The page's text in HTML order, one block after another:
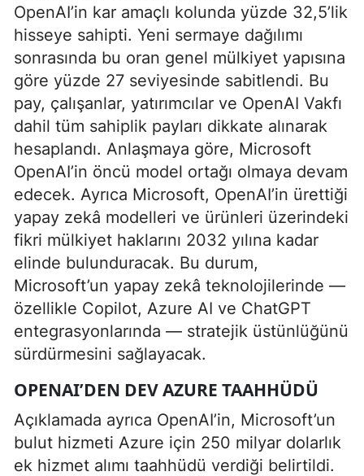
OpenAI’in kar amaçlı kolunda yüzde 32,5’lik
hisseye sahipti. Yeni sermaye dağılımı
sonrasında bu oran genel mülkiyet yapısına
göre yüzde 27 seviyesinde sabitlendi. Bu
pay, çalışanlar, yatırımcılar ve OpenAI Vakfı
dahil tüm sahiplik payları dikkate alınarak
hesaplandı. Anlaşmaya göre, Microsoft
OpenAI’in öncü model ortağı olmaya devam
edecek. Ayrıca Microsoft, OpenAI’in ürettiği
yapay zekâ modelleri ve ürünleri üzerindeki
fikri mülkiyet haklarını 2032 yılına kadar
elinde bulunduracak. Bu durum,
Microsoft’un yapay zekâ teknolojilerinde —
özellikle Copilot, Azure AI ve ChatGPT
entegrasyonlarında — stratejik üstünlüğünü
sürdürmesini sağlayacak.
OPENAI’DEN DEV AZURE TAAHHÜDÜ
Açıklamada ayrıca OpenAI’in, Microsoft’un
bulut hizmeti Azure için 250 milyar dolarlık
ek hizmet alımı taahhüdü verdiği belirtildi.